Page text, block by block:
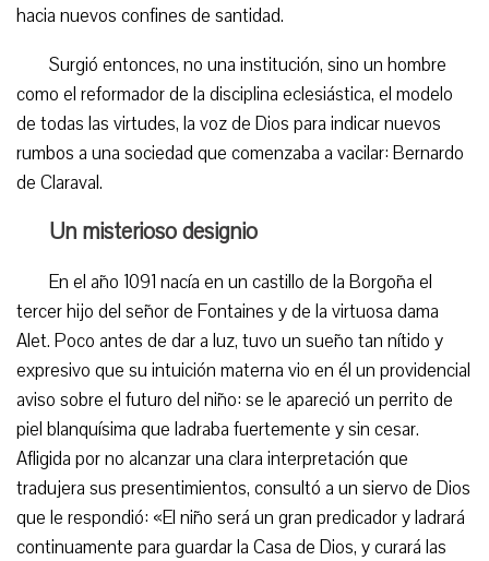
hacia nuevos confines de santidad.
Surgió entonces, no una institución, sino un hombre
como el reformador de la disciplina eclesiástica, el modelo
de todas las virtudes, la voz de Dios para indicar nuevos
rumbos a una sociedad que comenzaba a vacilar: Bernardo
de Claraval.
Un misterioso designio
En el año 1091 nacía en un castillo de la Borgoña el
tercer hijo del señor de Fontaines y de la virtuosa dama
Alet. Poco antes de dar a luz, tuvo un sueño tan nítido y
expresivo que su intuición materna vio en él un providencial
aviso sobre el futuro del niño: se le apareció un perrito de
piel blanquísima que ladraba fuertemente y sin cesar.
Afligida por no alcanzar una clara interpretación que
tradujera sus presentimientos, consultó a un siervo de Dios
que le respondió: «El niño será un gran predicador y ladrará
continuamente para guardar la Casa de Dios, y curará las